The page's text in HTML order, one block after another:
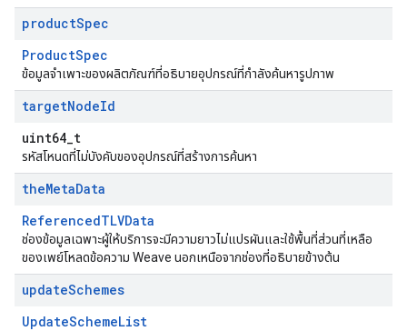
productSpec
ProductSpec
ข้อมูลจำเพาะของผลิตภัณฑ์ที่อธิบายอุปกรณ์ที่กำลังค้นหารูปภาพ
targetNodeId
uint64_t
รหัสโหนดที่ไม่บังคับของอุปกรณ์ที่สร้างการค้นหา
theMetaData
ReferencedTLVData
ช่องข้อมูลเฉพาะผู้ให้บริการจะมีความยาวไม่แปรผันและใช้พื้นที่ส่วนที่เหลือ
ของเพย์โหลดข้อความ Weave นอกเหนือจากช่องที่อธิบายข้างต้น
updateSchemes
UpdateSchemeList